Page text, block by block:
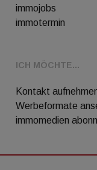
immojobs
immotermin
ICH MÖCHTE...
Kontakt
Werbeformate
immomedien